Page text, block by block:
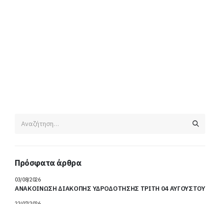
Πρόσφατα άρθρα
ΑΝΑΚΟΙΝΩΣΗ ΔΙΑΚΟΠΗΣ ΥΔΡΟΔΟΤΗΣΗΣ ΤΡΙΤΗ 04 ΑΥΓΟΥΣΤΟΥ
03/08/2026
22/07/2026